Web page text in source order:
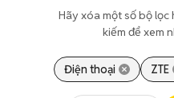
Hãy xóa một số bộ lọc
kiếm để xem
Điện thoại ZTE